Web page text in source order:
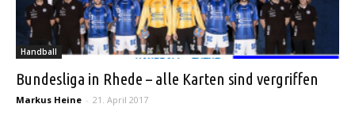
Handball
Bundesliga in Rhede – alle Karten sind vergriffen
Markus Heine - 21. April 2017